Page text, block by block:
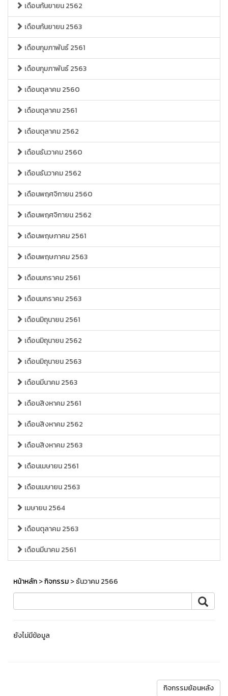
เดือนกันยายน 2562
เดือนกันยายน 2563
เดือนกุมภาพันธ์ 2561
เดือนกุมภาพันธ์ 2563
เดือนตุลาคม 2560
เดือนตุลาคม 2561
เดือนตุลาคม 2562
เดือนธันวาคม 2560
เดือนธันวาคม 2562
เดือนพฤศจิกายน 2560
เดือนพฤศจิกายน 2562
เดือนพฤษภาคม 2561
เดือนพฤษภาคม 2563
เดือนมกราคม 2561
เดือนมกราคม 2563
เดือนมิถุนายน 2561
เดือนมิถุนายน 2562
เดือนมิถุนายน 2563
เดือนมีนาคม 2563
เดือนสิงหาคม 2561
เดือนสิงหาคม 2562
เดือนสิงหาคม 2563
เดือนเมษายน 2561
เดือนเมษายน 2563
เมษายน 2564
เดือนตุลาคม 2563
เดือนมีนาคม 2561
หน้าหลัก>กิจกรรม> ธันวาคม 2566
ยังไม่มีข้อมูล
กิจกรรมย้อนหลัง